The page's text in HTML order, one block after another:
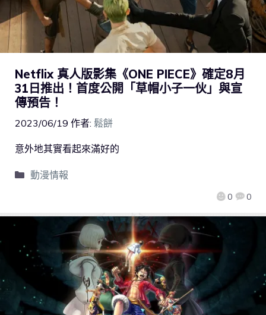
Netflix 真人版影集《ONE PIECE》確定8月
31日推出！首度公開「草帽小子一伙」與宣
傳預告！
2023/06/19 作者: 鬆餅
0 0
意外地其實看起來滿好的
動漫情報